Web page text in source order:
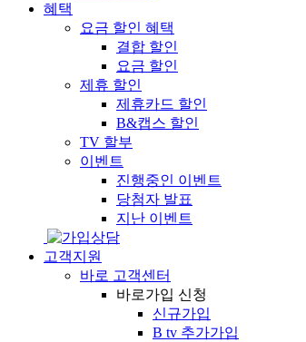
혜택
요금 할인 혜택
결합 할인
요금 할인
제휴 할인
제휴카드 할인
B&캡스 할인
TV 할부
이벤트
진행중인 이벤트
당첨자 발표
지난 이벤트
고객지원
바로 고객센터
바로가입 신청
신규가입
B tv 추가가입